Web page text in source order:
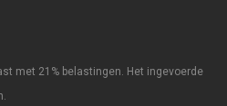
met 21% belastingen. Het ingevoerde